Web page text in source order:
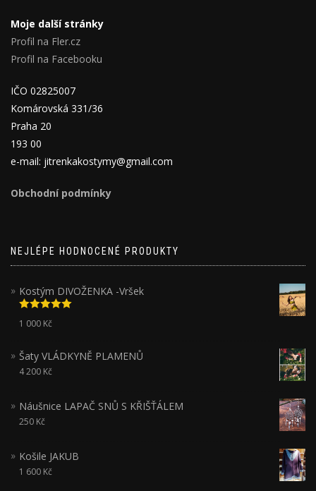
Moje další stránky
Profil na Fler.cz
Profil na Facebooku
IČO 02825007
Komárovská 331/36
Praha 20
193 00
e-mail: jitrenkakostymy@gmail.com
Obchodní podmínky
NEJLÉPE HODNOCENÉ PRODUKTY
Kostým DIVOŽENKA -Vršek
Hodnocení
5.00z 5
1 000 Kč
Šaty VLÁDKYNĚ PLAMENŮ
4 200 Kč
Náušnice LAPAČ SNŮ S KŘIŠŤÁLEM
250 Kč
Košile JAKUB
1 600 Kč